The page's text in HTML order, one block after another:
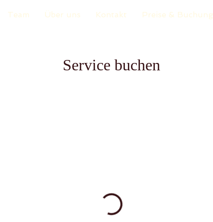
Team Über uns Kontakt Preise & Buchung
Service buchen